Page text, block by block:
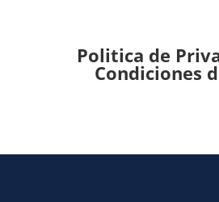
Politica de
Condiciones